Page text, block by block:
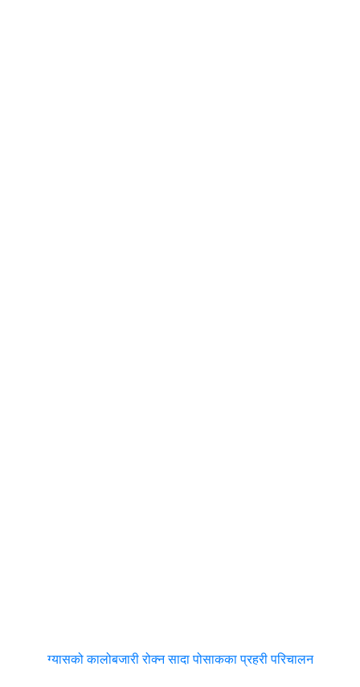
ग्यासको कालोबजारी रोक्न सादा पोसाकका प्रहरी परिचालन